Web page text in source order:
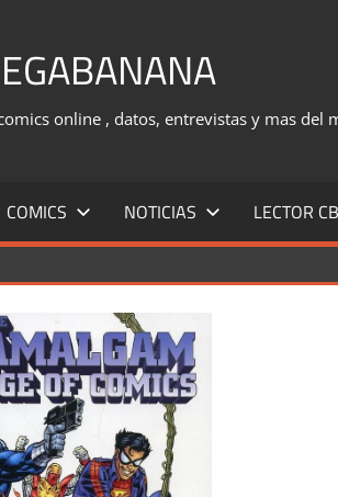
online , datos, entrevistas y mas del
COMICS NOTICIAS LECTOR